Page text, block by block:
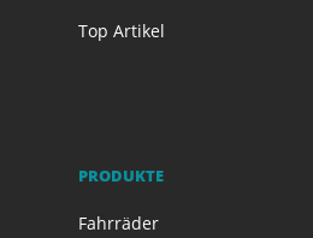
Top Artikel
PRODUKTE
Fahrräder